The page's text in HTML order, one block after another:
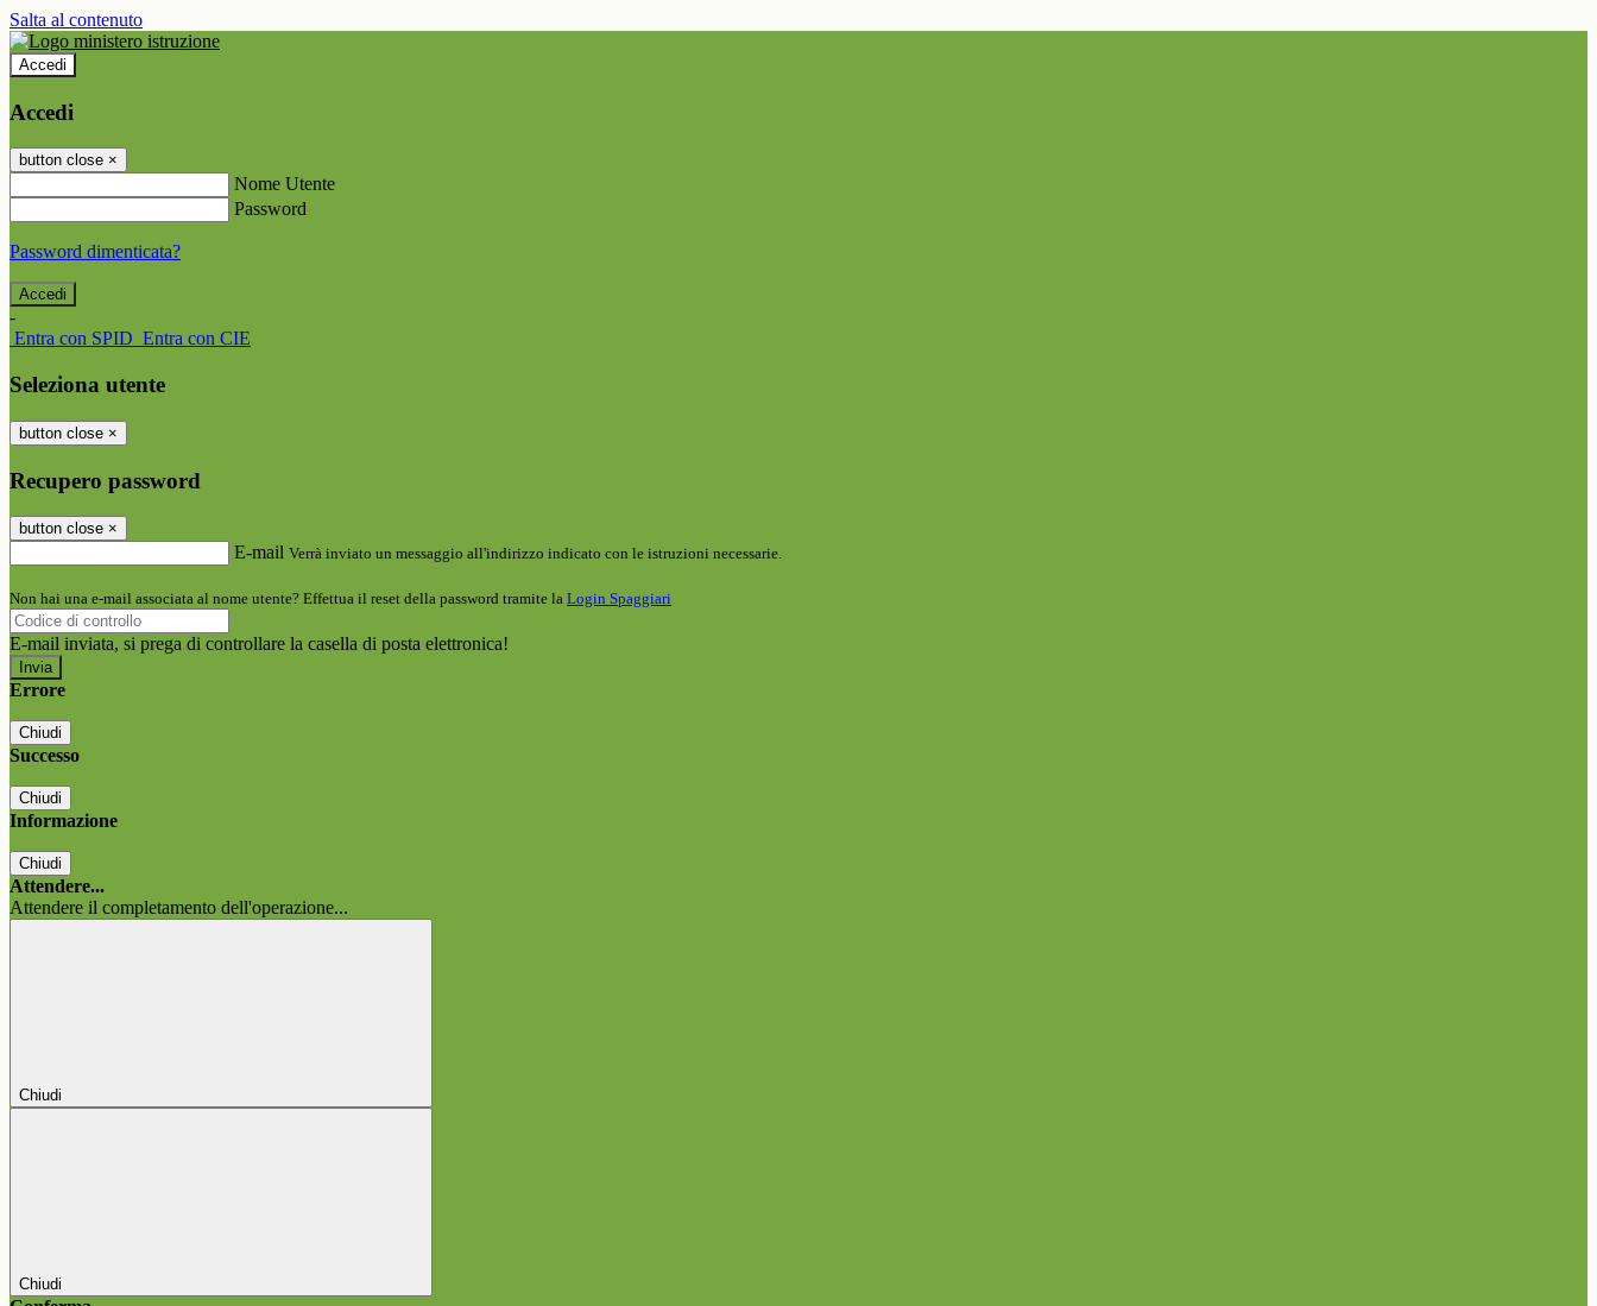
Salta al contenuto
Accedi
Accedi
button close ×
Nome Utente
Password
Password dimenticata?
-
Entra con SPID Entra con CIE
Seleziona utente
button close ×
Recupero password
button close ×
E-mail Verrà inviato un messaggio all'indirizzo indicato con le istruzioni necessarie.
Non hai una e-mail associata al nome utente? Effettua il reset della password tramite la Login Spaggiari
E-mail inviata, si prega di controllare la casella di posta elettronica!
Errore
Chiudi
Successo
Chiudi
Informazione
Chiudi
Attendere...
Attendere il completamento dell'operazione...
Chiudi
Chiudi